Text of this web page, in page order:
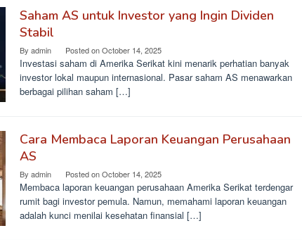
Saham AS untuk Investor yang Ingin Dividen
Stabil
By admin Posted onOctober 14, 2025
Investasi saham di Amerika Serikat kini menarik perhatian banyak
investor lokal maupun internasional. Pasar saham AS menawarkan
berbagai pilihan saham […]
Cara Membaca Laporan Keuangan Perusahaan
AS
By admin Posted onOctober 14, 2025
Membaca laporan keuangan perusahaan Amerika Serikat terdengar
rumit bagi investor pemula. Namun, memahami laporan keuangan
adalah kunci menilai kesehatan finansial […]